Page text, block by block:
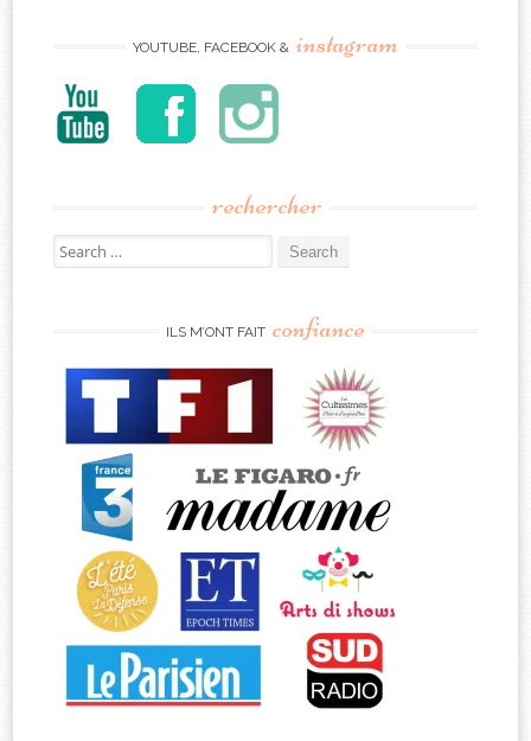
YOUTUBE, FACEBOOK & instagram
rechercher
Search
for:
ILS M’ONT FAIT confiance